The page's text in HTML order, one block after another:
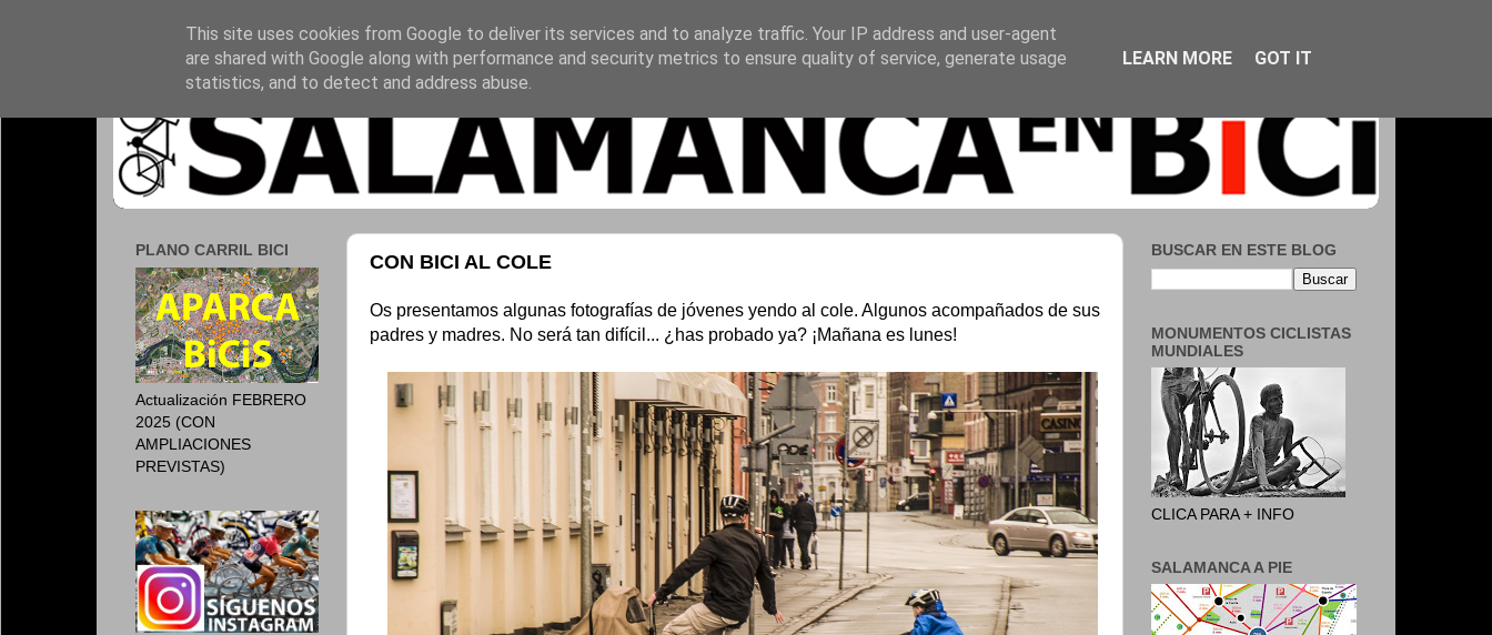
CON BICI AL COLE
Os presentamos algunas fotografías de jóvenes yendo al cole. Algunos acompañados de sus
padres y madres. No será tan difícil... ¿has probado ya? ¡Mañana es lunes!
PLANO CARRIL BICI
Actualización FEBRERO
2025 (CON
AMPLIACIONES
PREVISTAS)
BUSCAR EN ESTE BLOG
MONUMENTOS CICLISTAS
MUNDIALES
CLICA PARA + INFO
SALAMANCA A PIE
This site uses cookies from Google to deliver its services and to analyze traffic. Your IP address and user-agent
are shared with Google along with performance and security metrics to ensure quality of service, generate usage
statistics, and to detect and address abuse.
LEARN MORE GOT IT